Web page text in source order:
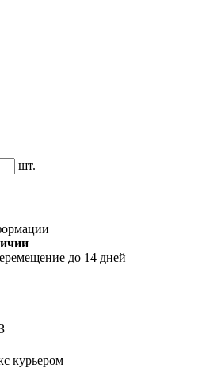
шт.
до 14 дней
курьером